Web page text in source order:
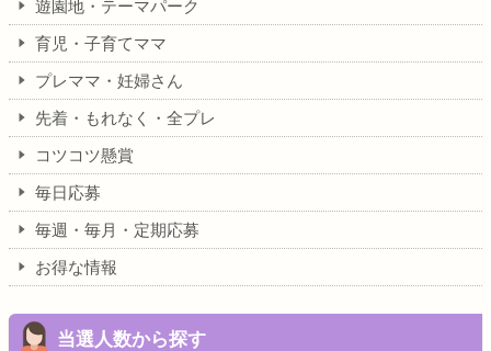
遊園地・テーマパーク
育児・子育てママ
プレママ・妊婦さん
先着・もれなく・全プレ
コツコツ懸賞
毎日応募
毎週・毎月・定期応募
お得な情報
当選人数から探す